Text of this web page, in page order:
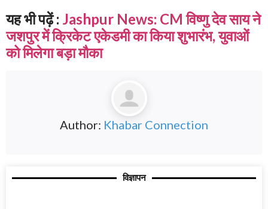
यह भी पढ़ें : Jashpur News: CM विष्णु देव साय ने
जशपुर में क्रिकेट एकेडमी का किया शुभारंभ, युवाओं
को मिलेगा बड़ा मौका
Author: Khabar Connection
विज्ञापन